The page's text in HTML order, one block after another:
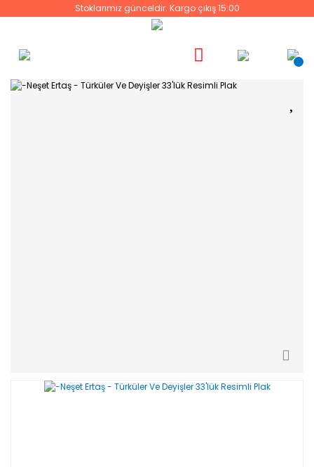
Stoklarımız günceldir. Kargo çıkış 15:00